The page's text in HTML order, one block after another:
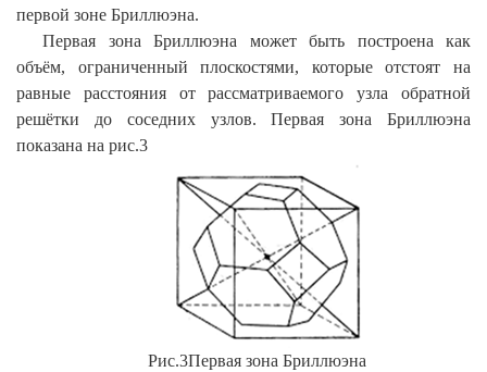
первой зоне Бриллюэна.
Первая зона Бриллюэна может быть построена как
объём, ограниченный плоскостями, которые отстоят на
равные расстояния от рассматриваемого узла обратной
решётки до соседних узлов.
Первая зона Бриллюэна
показана на рис.3
Рис.3Первая зона Бриллюэна